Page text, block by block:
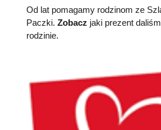
Od lat pomagamy rodzinom ze
Paczki. Zobacz jaki prezent
rodzinie.